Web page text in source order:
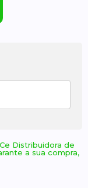
Distribuidora de
a sua compra,